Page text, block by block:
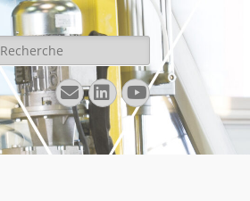
Rechercher :
E-
mail
Linkedin
YouTube